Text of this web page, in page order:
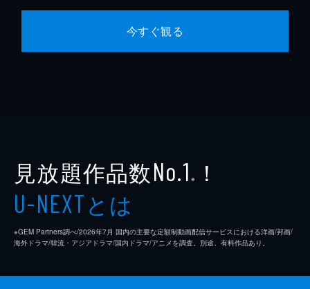
今すぐ観る
見放題作品数No.1 ※ ！
U-NEXTとは
※GEM Partners調べ/2026年7⽉ 国内の主要な定額制動画配信サービスにおける洋画/邦画/
海外ドラマ/韓流・アジアドラマ/国内ドラマ/アニメを調査。別途、有料作品あり。